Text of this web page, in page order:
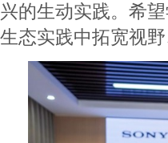
兴的生动实践。希
生态实践中拓宽视